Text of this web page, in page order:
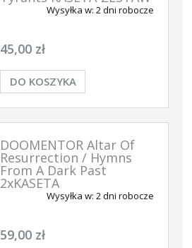
Wysyłka w: 2 dni robocze
45,00 zł
DO KOSZYKA
DOOMENTOR Altar Of
Resurrection / Hymns
From A Dark Past
2xKASETA
Wysyłka w: 2 dni robocze
59,00 zł